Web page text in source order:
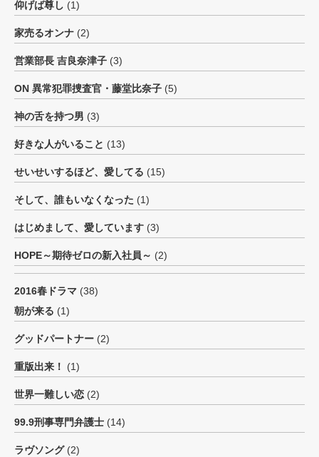
仰げば尊し (1)
家売るオンナ (2)
営業部長 吉良奈津子 (3)
ON 異常犯罪捜査官・藤堂比奈子 (5)
神の舌を持つ男 (3)
好きな人がいること (13)
せいせいするほど、愛してる (15)
そして、誰もいなくなった (1)
はじめまして、愛しています (3)
HOPE～期待ゼロの新入社員～ (2)
2016春ドラマ (38)
朝が来る (1)
グッドパートナー (2)
重版出来！ (1)
世界一難しい恋 (2)
99.9刑事専門弁護士 (14)
ラヴソング(2)